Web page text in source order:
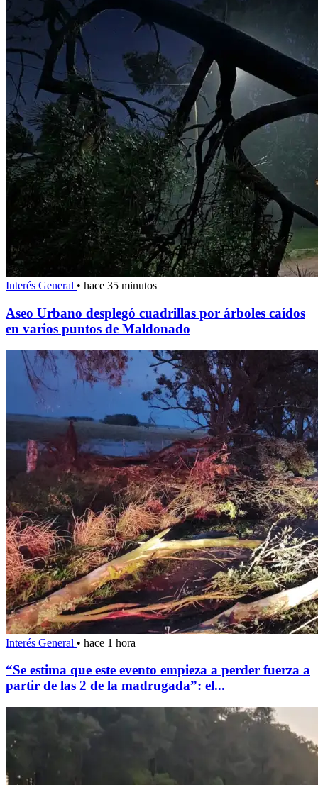
Interés General • hace 35 minutos
Aseo Urbano desplegó cuadrillas por árboles caídos
en varios puntos de Maldonado
Interés General • hace 1 hora
“Se estima que este evento empieza a perder fuerza a
partir de las 2 de la madrugada”: el...